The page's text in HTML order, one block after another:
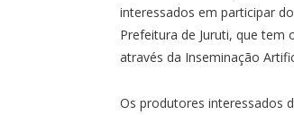
interessados em participar
Prefeitura de Juruti, que
através da Inseminação
Os produtores interessados